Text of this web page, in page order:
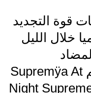
قوة التجديد
خلال الليل
للشيخوخة وكذلك الكريم Supremÿa At
Night